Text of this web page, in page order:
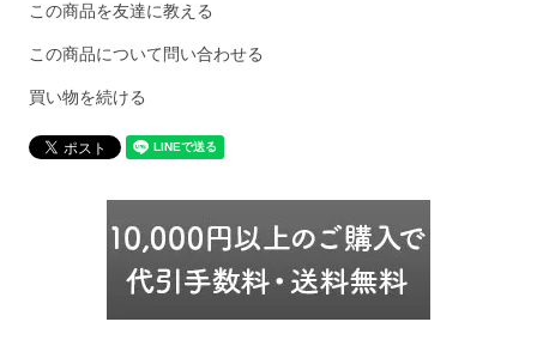
この商品を友達に教える
この商品について問い合わせる
買い物を続ける